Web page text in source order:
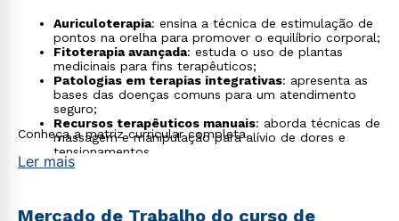
Auriculoterapia: ensina a técnica de estimulação de
pontos na orelha para promover o equilíbrio corporal;
Fitoterapia avançada: estuda o uso de plantas
medicinais para fins terapêuticos;
Patologias em terapias integrativas: apresenta as
bases das doenças comuns para um atendimento
seguro;
Recursos terapêuticos manuais: aborda técnicas de
massagem e manipulação para alívio de dores e
tensionamentos.
Conheça a matriz curricular completa.
Ler mais
Mercado de Trabalho do curso de